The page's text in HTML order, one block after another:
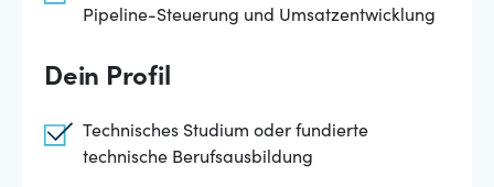
Pipeline-Steuerung und Umsatzentwicklung
Dein Profil
Technisches Studium oder fundierte
technische Berufsausbildung